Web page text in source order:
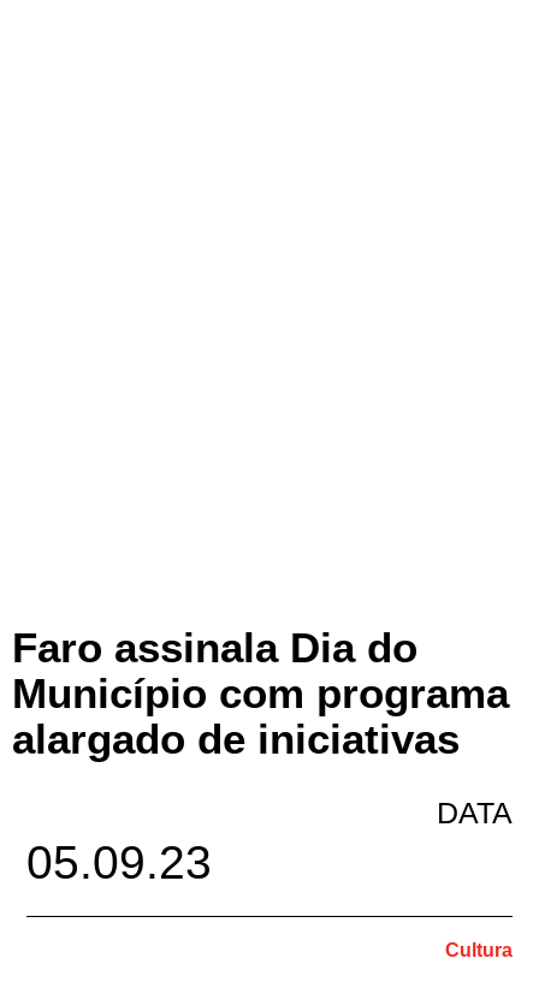
Faro assinala Dia do
Município com programa
alargado de iniciativas
DATA
05.09.23
Cultura